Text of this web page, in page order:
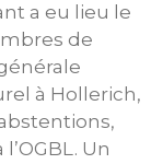
a eu lieu le
de
à Hollerich,
Un